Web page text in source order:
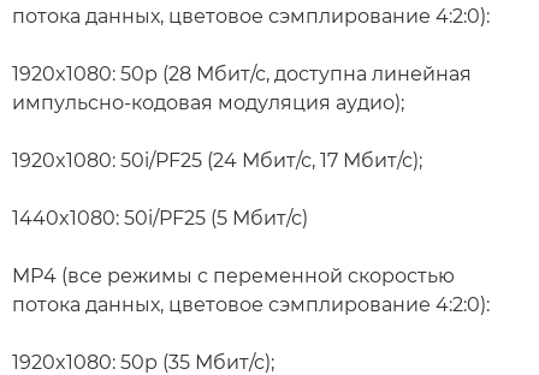
потока данных, цветовое сэмплирование 4:2:0):
1920x1080: 50p (28 Мбит/с, доступна линейная
импульсно-кодовая модуляция аудио);
1920x1080: 50i/PF25 (24 Мбит/с, 17 Мбит/с);
1440x1080: 50i/PF25 (5 Мбит/с)
MP4 (все режимы с переменной скоростью
потока данных, цветовое сэмплирование 4:2:0):
1920x1080: 50p (35 Мбит/с);